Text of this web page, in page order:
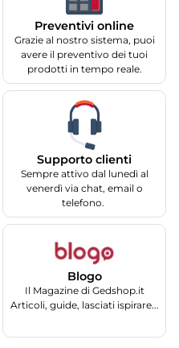
Preventivi online
Grazie al nostro sistema, puoi
avere il preventivo dei tuoi
prodotti in tempo reale.
Supporto clienti
Sempre attivo dal lunedì al
venerdì via chat, email o
telefono.
Blogo
Il Magazine di Gedshop.it
Articoli, guide, lasciati ispirare...